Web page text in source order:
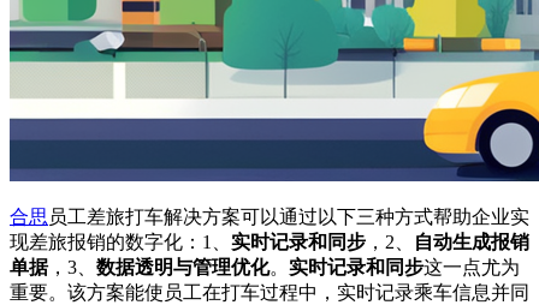
合思 员工差旅打车解决方案可以通过以下三种方式帮助企业实
现差旅报销的数字化：1、 实时记录和同步 ，2、
自动生成报销
单据，3、 数据透明与管理优化。 实时记录和同步这一点尤为
重要。该方案能使员工在打车过程中，实时记录乘车信息并同